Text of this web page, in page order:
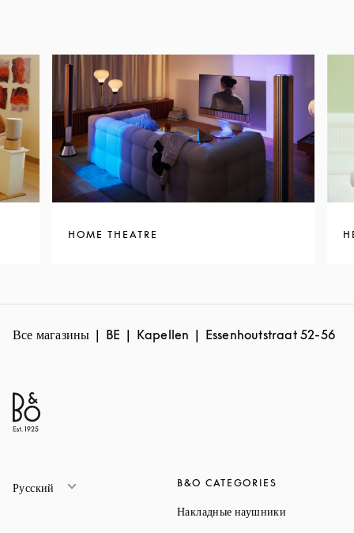
HOME THEATRE
Все магазины BE Kapellen Essenhoutstraat 52-56
Русский B&O CATEGORIES
Накладные наушники